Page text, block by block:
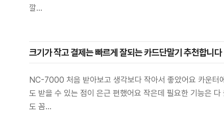
깔...
크기가 작고 결제는 빠르게 잘되는 카드단말기 추천합니다
NC-7000 처음 받아보고 생각보다 작아서 좋았어요 카운터
도 받을 수 있는 점이 은근 편했어요 작은데 필요한 기능은
도 꼼...